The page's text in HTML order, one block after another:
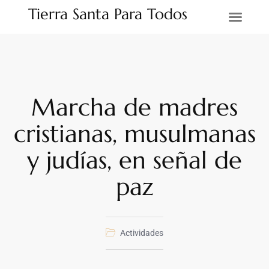
Tierra Santa Para Todos
Marcha de madres
cristianas, musulmanas
y judías, en señal de
paz
Actividades